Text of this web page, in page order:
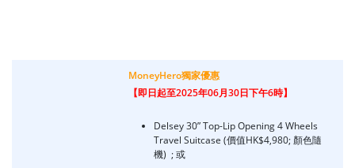
MoneyHero獨家優惠
【即日起至2025年06月30日下午6時】
Delsey 30” Top-Lip Opening 4 Wheels
Travel Suitcase (價值HK$4,980; 顏色隨
機) ; 或